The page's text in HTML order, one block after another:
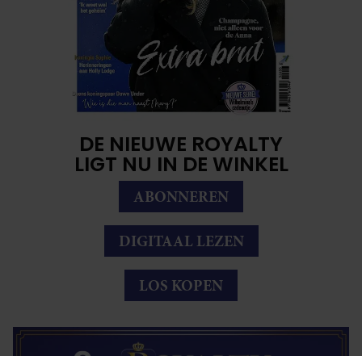
DE NIEUWE ROYALTY
LIGT NU IN DE WINKEL
ABONNEREN
DIGITAAL LEZEN
LOS KOPEN